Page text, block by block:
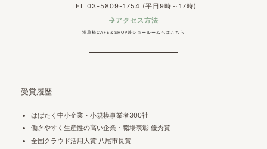
TEL 03-5809-1754 (平日9時～17時)
アクセス方法
浅草橋CAFE＆SHOP兼ショールームへはこちら
受賞履歴
はばたく中小企業・小規模事業者300社
働きやすく生産性の高い企業・職場表彰 優秀賞
全国クラウド活用大賞 八尾市長賞